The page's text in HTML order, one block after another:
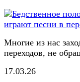
Многие из нас
переходов, не
17.03.26